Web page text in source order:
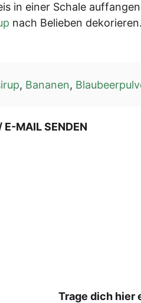
in einer Scha­le
nach Belie­ben dekorieren.
, Bananen,
E-MAIL SENDEN
Trage dich hier